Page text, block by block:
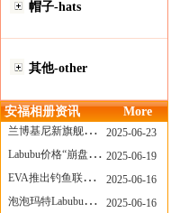
帽子-hats
其他-other
安福相册资讯 More
兰博基尼新旗舰曝光？这台顶级超跑或将在8月登场
2025-06-23
Labubu价格“崩盘”？618当日泡泡玛特预售补货量超200W！
2025-06-19
EVA推出钓鱼联名套装，初号机也能当“假饵”？
2025-06-16
泡泡玛特Labubu新品发售上演“拳王争霸”......
2025-06-16